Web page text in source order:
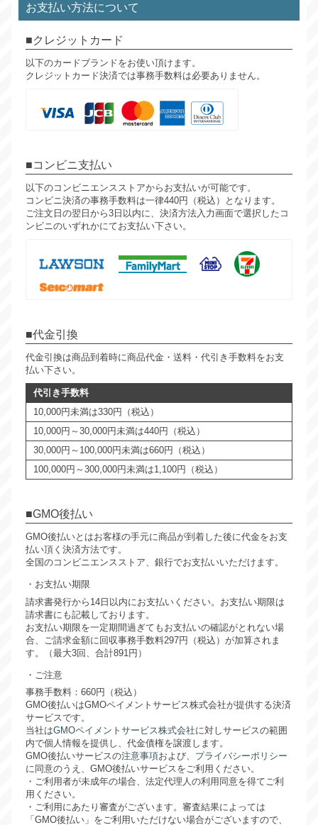
お支払い方法について
クレジットカード
以下のカードブランドをお使い頂けます。
クレジットカード決済では事務手数料は必要ありません。
コンビニ支払い
以下のコンビニエンスストアからお支払いが可能です。
コンビニ決済の事務手数料は一律440円（税込）となります。
ご注文日の翌日から3日以内に、決済方法入力画面で選択したコ
ンビニのいずれかにてお支払い下さい。
代金引換
代金引換は商品到着時に商品代金・送料・代引き手数料をお支
払い下さい。
代引き手数料
10,000円未満は330円（税込）
10,000円～30,000円未満は440円（税込）
30,000円～100,000円未満は660円（税込）
100,000円～300,000円未満は1,100円（税込）
GMO後払い
GMO後払いとはお客様の手元に商品が到着した後に代金をお支
払い頂く決済方法です。
全国のコンビニエンスストア、銀行でお支払いいただけます。
お支払い期限
請求書発行から14日以内にお支払いください。お支払い期限は
請求書にも記載しております。
お支払い期限を一定期間過ぎてもお支払いの確認がとれない場
合、ご請求金額に回収事務手数料297円（税込）が加算されま
す。（最大3回、合計891円）
ご注意
事務手数料：660円（税込）
GMO後払いはGMOペイメントサービス株式会社が提供する決済
サービスです。
当社はGMOペイメントサービス株式会社に対しサービスの範囲
内で個人情報を提供し、代金債権を譲渡します。
GMO後払いサービスの注意事項および、 プライバシーポリシー
に同意のうえ、GMO後払いサービスをご利用ください。
・ご利用者が未成年の場合、法定代理人の利用同意を得てご利
用ください。
・ご利用にあたり審査がございます。審査結果によっては
「GMO後払い」をご利用いただけない場合がございますので、